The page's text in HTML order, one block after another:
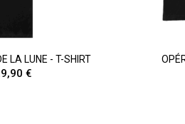
LA LUNE - T-SHIRT
€